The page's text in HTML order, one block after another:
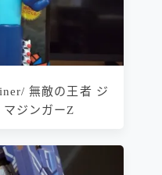
無敵の王者 ジ
マジンガーZ